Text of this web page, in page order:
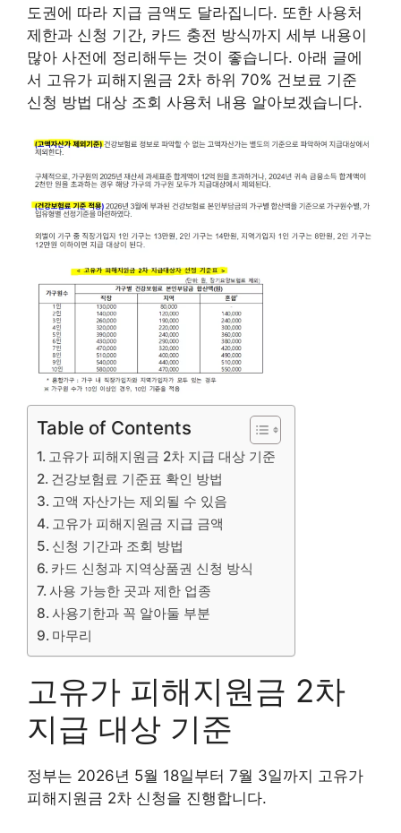
도권에 따라 지급 금액도 달라집니다. 또한 사용처
제한과 신청 기간, 카드 충전 방식까지 세부 내용이
많아 사전에 정리해두는 것이 좋습니다. 아래 글에
서 고유가 피해지원금 2차 하위 70% 건보료 기준
신청 방법 대상 조회 사용처 내용 알아보겠습니다.
Table of Contents
고유가 피해지원금 2차 지급 대상 기준
건강보험료 기준표 확인 방법
고액 자산가는 제외될 수 있음
고유가 피해지원금 지급 금액
신청 기간과 조회 방법
카드 신청과 지역상품권 신청 방식
사용 가능한 곳과 제한 업종
사용기한과 꼭 알아둘 부분
마무리
고유가 피해지원금 2차
지급 대상 기준
정부는 2026년 5월 18일부터 7월 3일까지 고유가
피해지원금 2차 신청을 진행합니다.